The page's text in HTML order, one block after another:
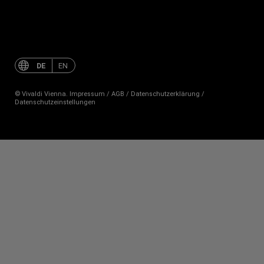
Orchester
1756
DE EN
© Vivaldi Vienna. Impressum / AGB / Datenschutzerklärung /
Datenschutzeinstellungen